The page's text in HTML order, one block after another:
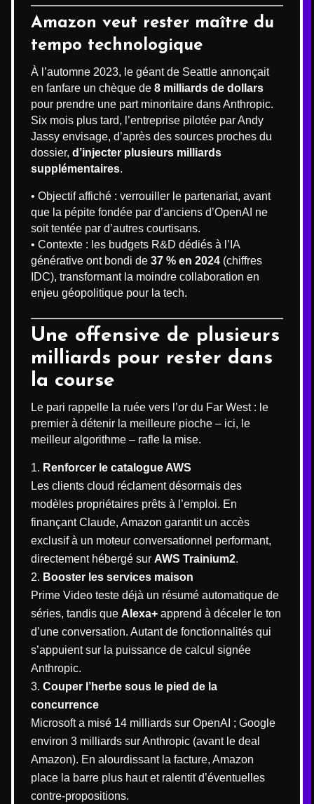
Amazon veut rester maître du
tempo technologique
À l’automne 2023, le géant de Seattle annonçait
en fanfare un chèque de 8 milliards de dollars
pour prendre une part minoritaire dans Anthropic.
Six mois plus tard, l’entreprise pilotée par Andy
Jassy envisage, d’après des sources proches du
dossier, d’injecter plusieurs milliards
supplémentaires.
• Objectif affiché : verrouiller le partenariat, avant
que la pépite fondée par d’anciens d’OpenAI ne
soit tentée par d’autres courtisans.
• Contexte : les budgets R&D dédiés à l’IA
générative ont bondi de 37 % en 2024 (chiffres
IDC), transformant la moindre collaboration en
enjeu géopolitique pour la tech.
Une offensive de plusieurs
milliards pour rester dans
la course
Le pari rappelle la ruée vers l’or du Far West : le
premier à détenir la meilleure pioche – ici, le
meilleur algorithme – rafle la mise.
Renforcer le catalogue AWS
Les clients cloud réclament désormais des
modèles propriétaires prêts à l’emploi. En
finançant Claude, Amazon garantit un accès
exclusif à un moteur conversationnel performant,
directement hébergé sur AWS Trainium2.
Booster les services maison
Prime Video teste déjà un résumé automatique de
séries, tandis que Alexa+ apprend à déceler le ton
d’une conversation. Autant de fonctionnalités qui
s’appuient sur la puissance de calcul signée
Anthropic.
Couper l’herbe sous le pied de la
concurrence
Microsoft a misé 14 milliards sur OpenAI ; Google
environ 3 milliards sur Anthropic (avant le deal
Amazon). En alourdissant la facture, Amazon
place la barre plus haut et ralentit d’éventuelles
contre-propositions.